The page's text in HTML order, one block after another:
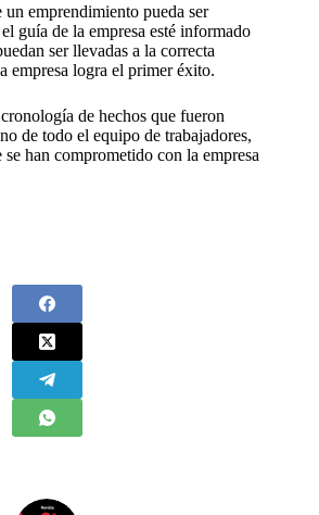
emprendimiento pueda ser
guía de la empresa esté informado
ser llevadas a la correcta
empresa logra el primer éxito.
de hechos que fueron
de todo el equipo de trabajadores,
han comprometido con la empresa